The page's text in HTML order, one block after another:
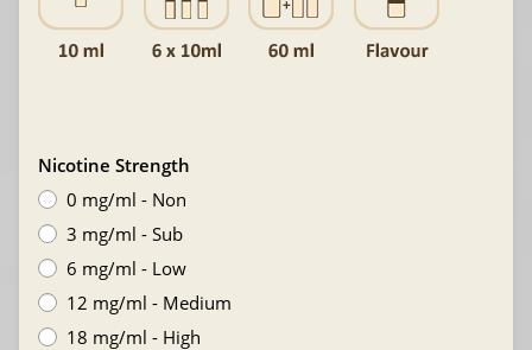
Nicotine Strength
0 mg/ml - Non
3 mg/ml - Sub
6 mg/ml - Low
12 mg/ml - Medium
18 mg/ml - High